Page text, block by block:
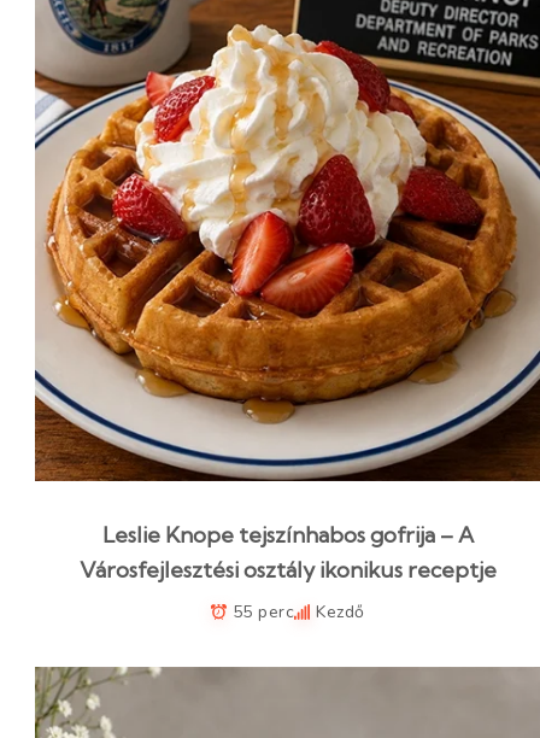
Leslie Knope tejszínhabos gofrija – A
Városfejlesztési osztály ikonikus receptje
55 perc Kezdő